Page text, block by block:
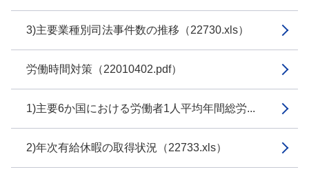
3)主要業種別司法事件数の推移（22730.xls）
労働時間対策（22010402.pdf）
1)主要6か国における労働者1人平均年間総労...
2)年次有給休暇の取得状況（22733.xls）